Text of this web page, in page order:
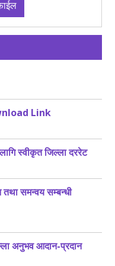
Link
स्वीकृत जिल्ला दररेट
समन्वय सम्बन्धी
अनुभव आदान-प्रदान